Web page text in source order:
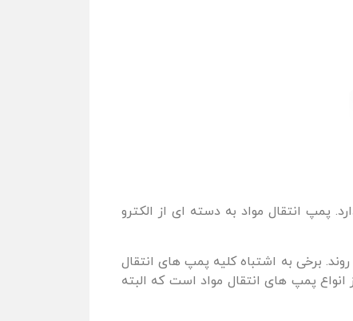
پمپ انتقال مواد به دسته ای از الکترو
برخی به اشتباه کلیه پمپ های انتقال
پمپ های انتقال مواد است که البته